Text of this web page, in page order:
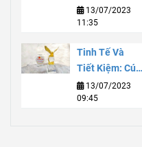
Và Đẳng Cấp
Với Dịch Vụ
Lượng Cao
13/07/2023
11:35
Tinh Tế Và
Tiết Kiệm: Cúp
Lưu Niệm Thuỷ
Tinh Giá Rẻ
13/07/2023
09:45